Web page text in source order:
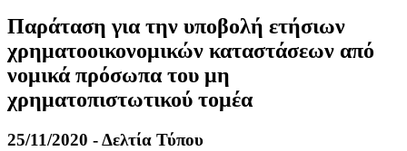
Παράταση για την υποβολή ετήσιων
χρηματοοικονομικών καταστάσεων από
νομικά πρόσωπα του μη
χρηματοπιστωτικού τομέα
25/11/2020 - Δελτία Τύπου